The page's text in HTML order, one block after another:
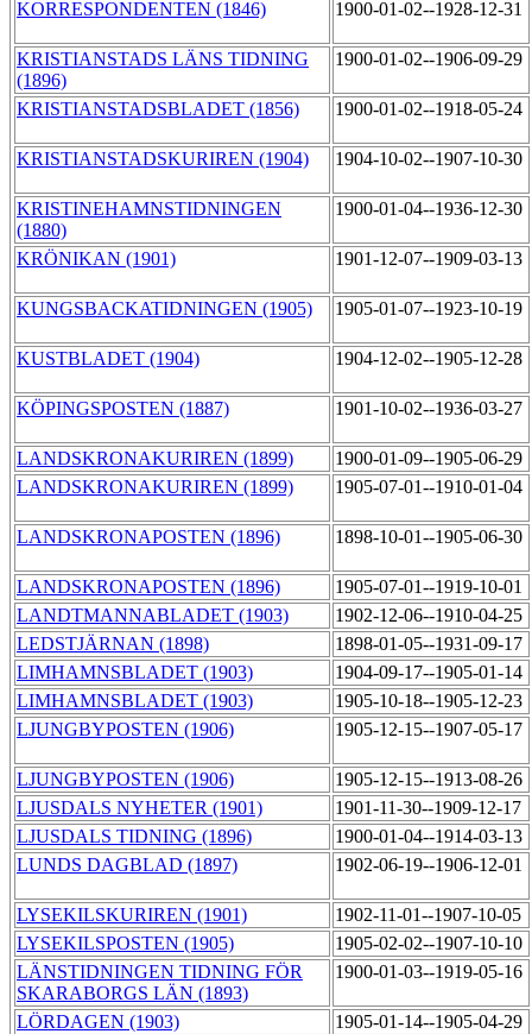
KORRESPONDENTEN (1846) 1900-01-02--1928-12-31
KRISTIANSTADS LÄNS TIDNING
(1896)
1900-01-02--1906-09-29
KRISTIANSTADSBLADET (1856) 1900-01-02--1918-05-24
KRISTIANSTADSKURIREN (1904) 1904-10-02--1907-10-30
KRISTINEHAMNSTIDNINGEN
(1880)
1900-01-04--1936-12-30
KRÖNIKAN (1901) 1901-12-07--1909-03-13
KUNGSBACKATIDNINGEN (1905) 1905-01-07--1923-10-19
KUSTBLADET (1904) 1904-12-02--1905-12-28
KÖPINGSPOSTEN (1887) 1901-10-02--1936-03-27
LANDSKRONAKURIREN (1899)
1900-01-09--1905-06-29
LANDSKRONAKURIREN (1899)
1905-07-01--1910-01-04
LANDSKRONAPOSTEN (1896) 1898-10-01--1905-06-30
LANDSKRONAPOSTEN (1896)
1905-07-01--1919-10-01
LANDTMANNABLADET (1903)
1902-12-06--1910-04-25
LEDSTJÄRNAN (1898)
1898-01-05--1931-09-17
LIMHAMNSBLADET (1903)
1904-09-17--1905-01-14
LIMHAMNSBLADET (1903)
1905-10-18--1905-12-23
LJUNGBYPOSTEN (1906)
1905-12-15--1907-05-17
LJUNGBYPOSTEN (1906)
1905-12-15--1913-08-26
LJUSDALS NYHETER (1901)
1901-11-30--1909-12-17
LJUSDALS TIDNING (1896)
1900-01-04--1914-03-13
LUNDS DAGBLAD (1897)
1902-06-19--1906-12-01
LYSEKILSKURIREN (1901)
1902-11-01--1907-10-05
LYSEKILSPOSTEN (1905)
1905-02-02--1907-10-10
LÄNSTIDNINGEN TIDNING FÖR
SKARABORGS LÄN (1893)
1900-01-03--1919-05-16
LÖRDAGEN (1903)
1905-01-14--1905-04-29